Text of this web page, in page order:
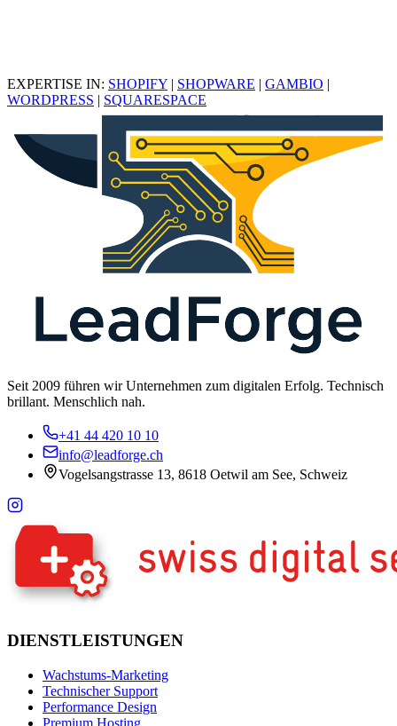
EXPERTISE IN: SHOPIFY | SHOPWARE | GAMBIO |
WORDPRESS | SQUARESPACE
Seit 2009 führen wir Unternehmen zum digitalen Erfolg. Technisch
brillant. Menschlich nah.
+41 44 420 10 10
info@leadforge.ch
Vogelsangstrasse 13, 8618 Oetwil am See, Schweiz
DIENSTLEISTUNGEN
Wachstums-Marketing
Technischer Support
Performance Design
Premium Hosting